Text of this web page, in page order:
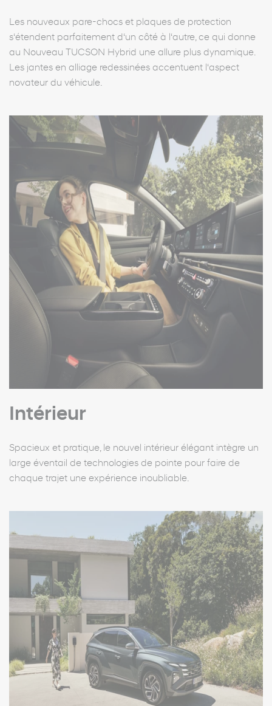
Les nouveaux pare-chocs et plaques de protection
s‘étendent parfaitement d‘un côté à l‘autre, ce qui donne
au Nouveau TUCSON Hybrid une allure plus dynamique.
Les jantes en alliage redessinées accentuent l‘aspect
novateur du véhicule.
Intérieur
Spacieux et pratique, le nouvel intérieur élégant intègre un
large éventail de technologies de pointe pour faire de
chaque trajet une expérience inoubliable.